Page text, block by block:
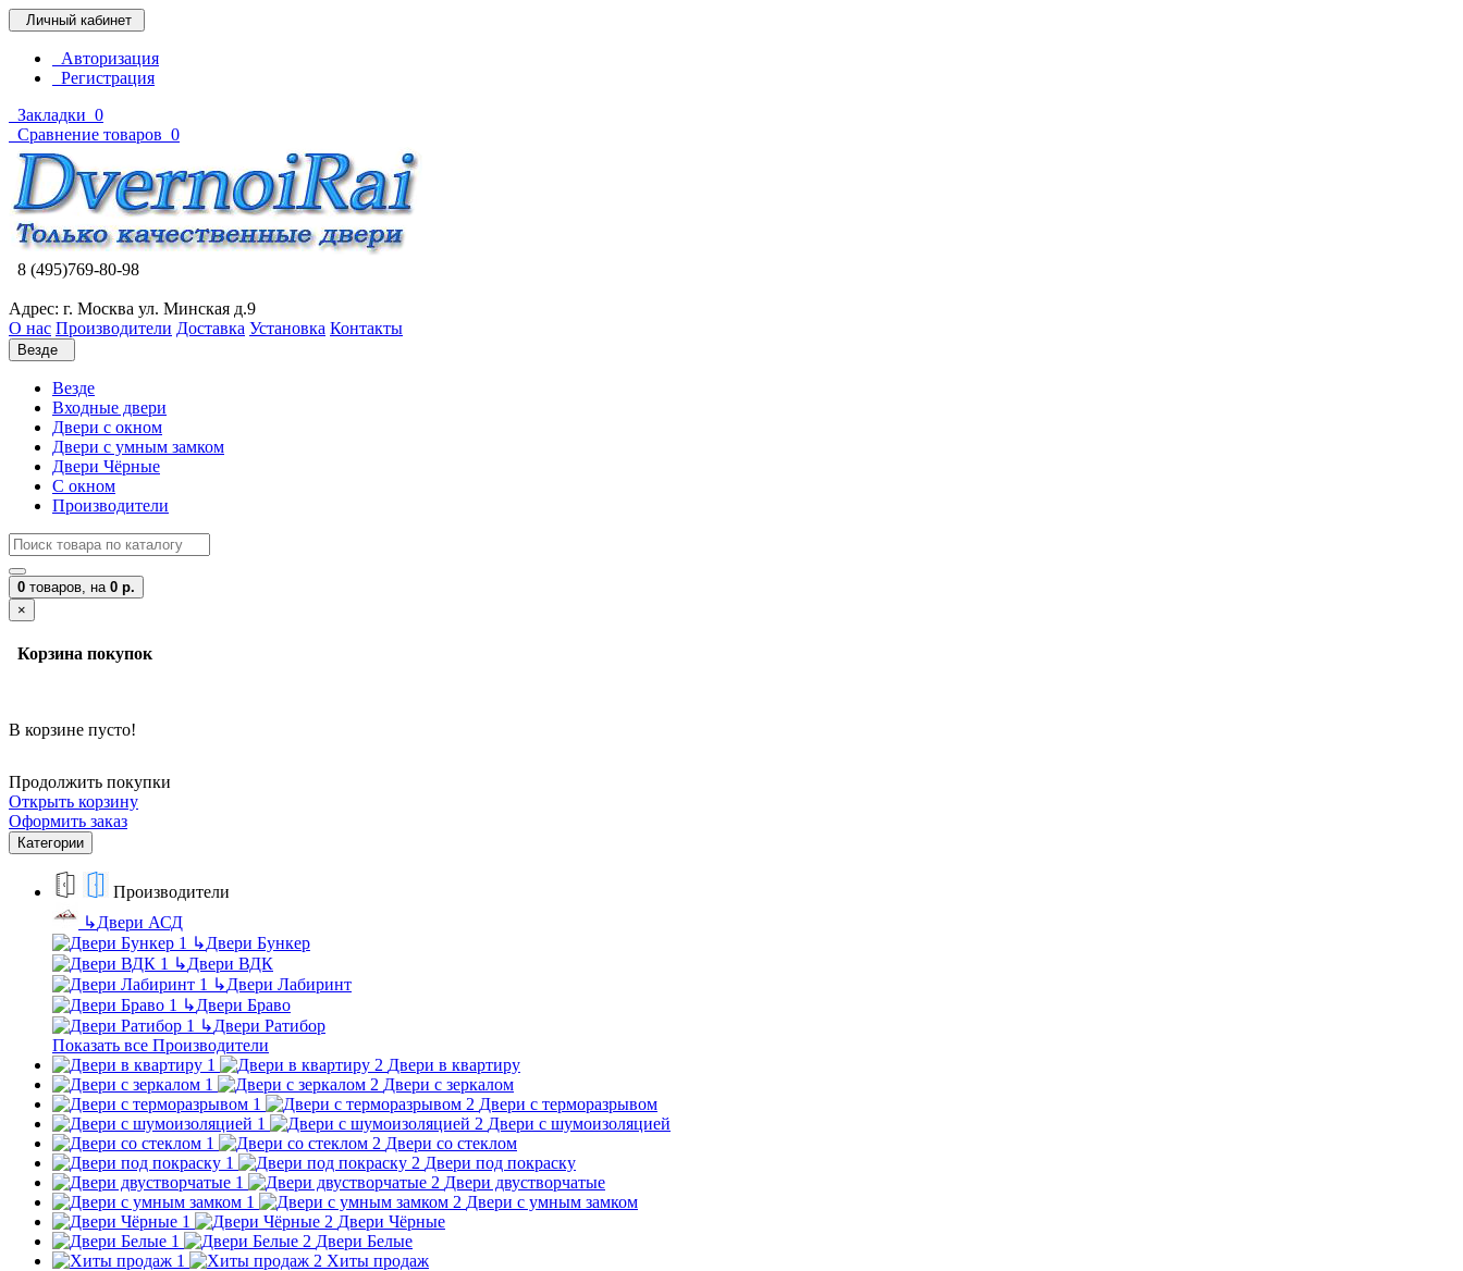
Личный кабинет
Авторизация
Регистрация
Закладки 0
Сравнение товаров 0
8 (495)769-80-98
Адрес: г. Москва ул. Минская д.9
О нас Производители Доставка Установка Контакты
Везде
Везде
Входные двери
Двери с окном
Двери с умным замком
Двери Чёрные
C окном
Производители
0 товаров, на 0 р.
×
Корзина покупок
В корзине пусто!
Продолжить покупки
Открыть корзину
Оформить заказ
Категории
Производители
↳Двери АСД
↳Двери Бункер
↳Двери ВДК
↳Двери Лабиринт
↳Двери Браво
↳Двери Ратибор
Показать все Производители
Двери в квартиру
Двери с зеркалом
Двери с терморазрывом
Двери с шумоизоляцией
Двери со стеклом
Двери под покраску
Двери двустворчатые
Двери с умным замком
Двери Чёрные
Двери Белые
Хиты продаж